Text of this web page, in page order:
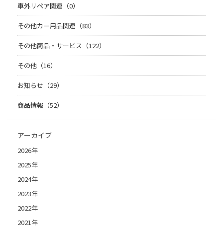
車外リペア関連（0）
その他カー用品関連（83）
その他商品・サービス（122）
その他（16）
お知らせ（29）
商品情報（52）
アーカイブ
2026年
2025年
2024年
2023年
2022年
2021年